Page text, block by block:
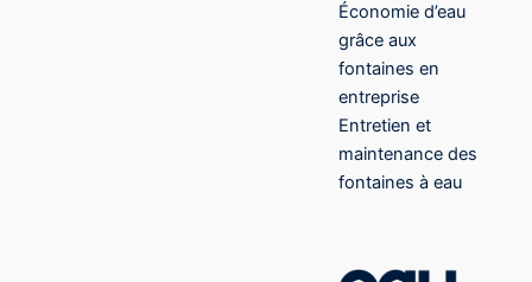
Économie d’eau
grâce aux
fontaines en
entreprise
Entretien et
maintenance des
fontaines à eau